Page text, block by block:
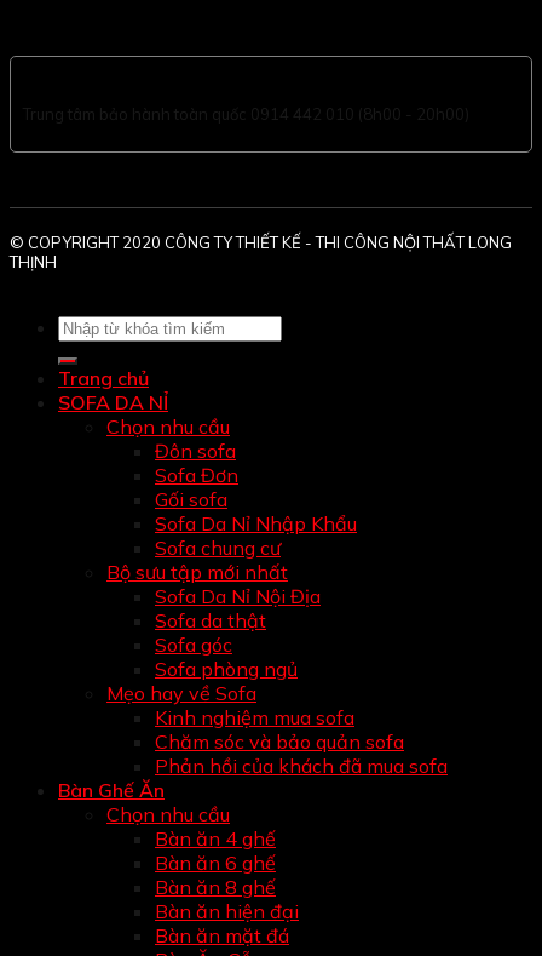
Trung tâm bảo hành toàn quốc 0914 442 010 (8h00 - 20h00)
© COPYRIGHT 2020 CÔNG TY THIẾT KẾ - THI CÔNG NỘI THẤT LONG
THỊNH
Tìm
Trang chủ
SOFA DA NỈ
Chọn nhu cầu
Đôn sofa
Sofa Đơn
Gối sofa
Sofa Da Nỉ Nhập Khẩu
Sofa chung cư
Bộ sưu tập mới nhất
Sofa Da Nỉ Nội Địa
Sofa da thật
Sofa góc
Sofa phòng ngủ
Mẹo hay về Sofa
Kinh nghiệm mua sofa
Chăm sóc và bảo quản sofa
Phản hồi của khách đã mua sofa
Bàn Ghế Ăn
Chọn nhu cầu
Bàn ăn 4 ghế
Bàn ăn 6 ghế
Bàn ăn 8 ghế
Bàn ăn hiện đại
Bàn ăn mặt đá